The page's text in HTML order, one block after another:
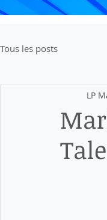
Tous les posts
LP